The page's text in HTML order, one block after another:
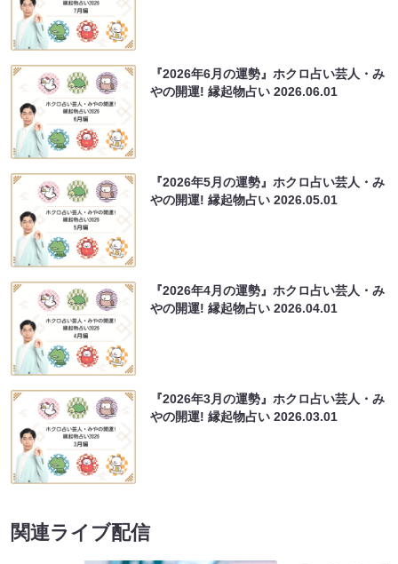
『2026年6月の運勢』ホクロ占い芸人・み
やの開運! 縁起物占い2026.06.01
『2026年5月の運勢』ホクロ占い芸人・み
やの開運! 縁起物占い2026.05.01
『2026年4月の運勢』ホクロ占い芸人・み
やの開運! 縁起物占い2026.04.01
『2026年3月の運勢』ホクロ占い芸人・み
やの開運! 縁起物占い2026.03.01
関連ライブ配信